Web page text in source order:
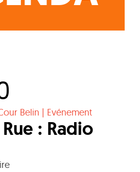
Belin | Evénement
: Radio